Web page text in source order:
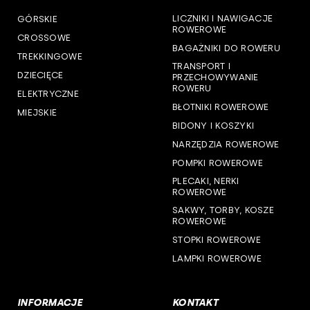
woj. pomorskie
woj. śląskie
woj. warmińsko-mazurskie
GÓRSKIE
CROSSOWE
TREKKINGOWE
DZIECIĘCE
ELEKTRYCZNE
MIEJSKIE
LICZNIKI I NAWIGACJE
ROWEROWE
BAGAŻNIKI DO ROWERU
TRANSPORT I
PRZECHOWYWANIE
ROWERU
BŁOTNIKI ROWEROWE
BIDONY I KOSZYKI
NARZĘDZIA ROWEROWE
POMPKI ROWEROWE
PLECAKI, NERKI
ROWEROWE
SAKWY, TORBY, KOSZE
ROWEROWE
STOPKI ROWEROWE
LAMPKI ROWEROWE
INFORMACJE KONTAKT